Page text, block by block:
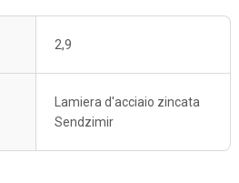
2,9
Lamiera d'acciaio zincata
Sendzimir